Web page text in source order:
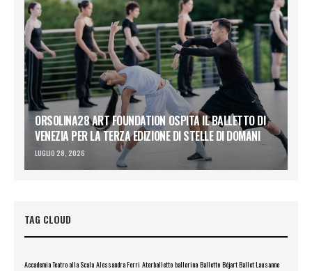
ORSOLINA28 ART FOUNDATION OSPITA IL BALLETTO DI
VENEZIA PER LA TERZA EDIZIONE DI STELLE DI DOMANI
LUGLIO 28, 2026
TAG CLOUD
Accademia Teatro alla Scala Alessandra Ferri Aterballetto ballerina Balletto Béjart Ballet Lausanne